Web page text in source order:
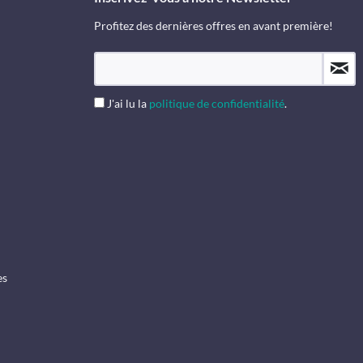
Profitez des dernières offres en avant première!
J'ai lu la politique de confidentialité.